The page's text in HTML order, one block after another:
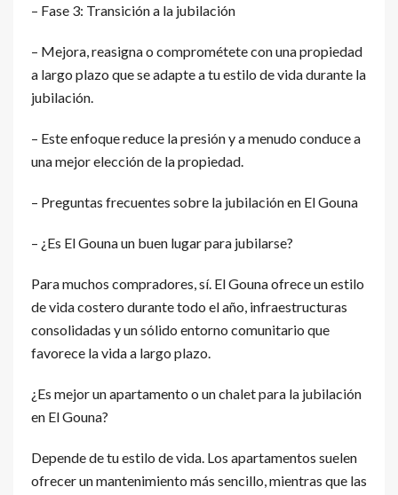
– Fase 3: Transición a la jubilación
– Mejora, reasigna o comprométete con una propiedad
a largo plazo que se adapte a tu estilo de vida durante la
jubilación.
– Este enfoque reduce la presión y a menudo conduce a
una mejor elección de la propiedad.
– Preguntas frecuentes sobre la jubilación en El Gouna
– ¿Es El Gouna un buen lugar para jubilarse?
Para muchos compradores, sí. El Gouna ofrece un estilo
de vida costero durante todo el año, infraestructuras
consolidadas y un sólido entorno comunitario que
favorece la vida a largo plazo.
¿Es mejor un apartamento o un chalet para la jubilación
en El Gouna?
Depende de tu estilo de vida. Los apartamentos suelen
ofrecer un mantenimiento más sencillo, mientras que las